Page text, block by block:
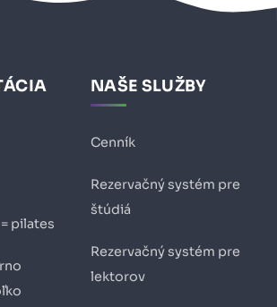
pilates
NAŠE SLUŽBY
Cenník
Rezervačný systém pre
štúdiá
Rezervačný systém pre
lektorov